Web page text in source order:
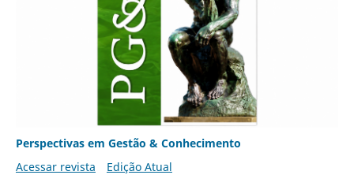
Perspectivas em Gestão & Conhecimento
Acessar revista
Edição Atual